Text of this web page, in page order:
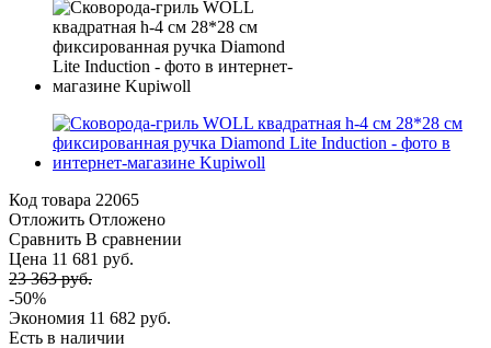
Код товара 22065
Отложить Отложено
Сравнить В сравнении
Цена 11 681 руб.
23 363 руб.
-50%
Экономия 11 682 руб.
Есть в наличии